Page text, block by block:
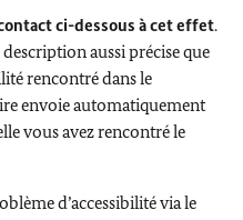
ci-dessous à cet effet.
aussi précise que
rencontré dans le
envoie automatiquement
vous avez rencontré le
d’accessibilité via le